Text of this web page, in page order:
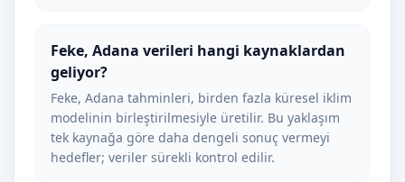
Feke, Adana verileri hangi kaynaklardan
geliyor?
Feke, Adana tahminleri, birden fazla küresel iklim
modelinin birleştirilmesiyle üretilir. Bu yaklaşım
tek kaynağa göre daha dengeli sonuç vermeyi
hedefler; veriler sürekli kontrol edilir.